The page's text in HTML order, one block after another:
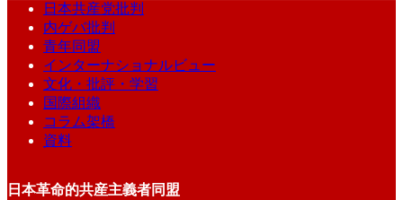
日本共産党批判
内ゲバ批判
青年同盟
インターナショナルビュー
文化・批評・学習
国際組織
コラム架橋
資料
日本革命的共産主義者同盟